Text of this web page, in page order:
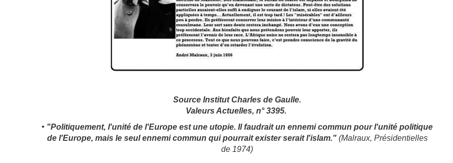
Source Institut Charles de Gaulle.
Valeurs Actuelles, n° 3395.
• "Politiquement, l'unité de l'Europe est une utopie. Il faudrait un ennemi commun pour l'unité politique
de l'Europe, mais le seul ennemi commun qui pourrait exister serait l'islam." (Malraux, Présidentielles
de 1974)